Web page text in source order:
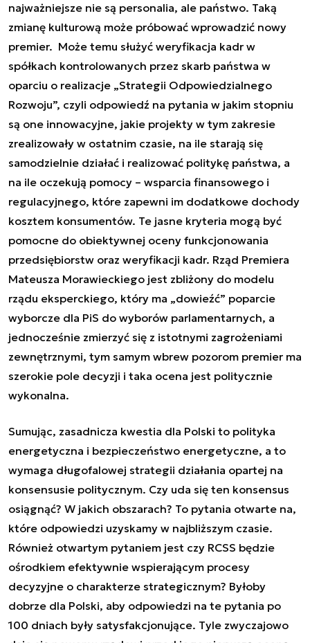
najważniejsze nie są personalia, ale państwo. Taką
zmianę kulturową może próbować wprowadzić nowy
premier. Może temu służyć weryfikacja kadr w
spółkach kontrolowanych przez skarb państwa w
oparciu o realizacje „Strategii Odpowiedzialnego
Rozwoju”, czyli odpowiedź na pytania w jakim stopniu
są one innowacyjne, jakie projekty w tym zakresie
zrealizowały w ostatnim czasie, na ile starają się
samodzielnie działać i realizować politykę państwa, a
na ile oczekują pomocy – wsparcia finansowego i
regulacyjnego, które zapewni im dodatkowe dochody
kosztem konsumentów. Te jasne kryteria mogą być
pomocne do obiektywnej oceny funkcjonowania
przedsiębiorstw oraz weryfikacji kadr. Rząd Premiera
Mateusza Morawieckiego jest zbliżony do modelu
rządu eksperckiego, który ma „dowieźć” poparcie
wyborcze dla PiS do wyborów parlamentarnych, a
jednocześnie zmierzyć się z istotnymi zagrożeniami
zewnętrznymi, tym samym wbrew pozorom premier ma
szerokie pole decyzji i taka ocena jest politycznie
wykonalna.
Sumując, zasadnicza kwestia dla Polski to polityka
energetyczna i bezpieczeństwo energetyczne, a to
wymaga długofalowej strategii działania opartej na
konsensusie politycznym. Czy uda się ten konsensus
osiągnąć? W jakich obszarach? To pytania otwarte na,
które odpowiedzi uzyskamy w najbliższym czasie.
Również otwartym pytaniem jest czy RCSS będzie
ośrodkiem efektywnie wspierającym procesy
decyzyjne o charakterze strategicznym? Byłoby
dobrze dla Polski, aby odpowiedzi na te pytania po
100 dniach były satysfakcjonujące. Tyle zwyczajowo